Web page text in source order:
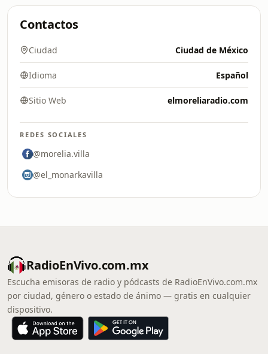
Contactos
Ciudad Ciudad de México
Idioma Español
Sitio Web elmoreliaradio.com
REDES SOCIALES
@morelia.villa
@el_monarkavilla
RadioEnVivo.com.mx
Escucha emisoras de radio y pódcasts de RadioEnVivo.com.mx
por ciudad, género o estado de ánimo — gratis en cualquier
dispositivo.